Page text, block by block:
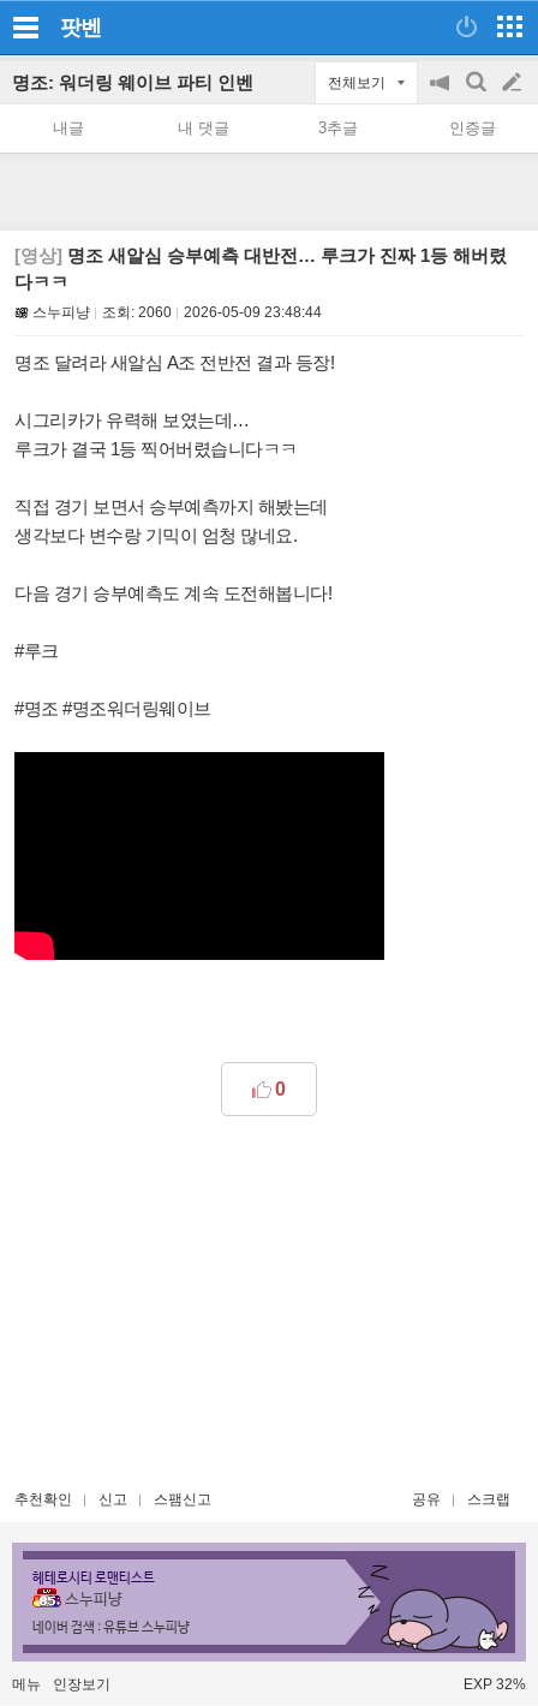
팟벤
명조: 워더링 웨이브 파티 인벤 전체보기
공
on/off
검
색
글
쓰
내글 내 댓글 3추글 인증글
[영상] 명조 새알심 승부예측 대반전… 루크가 진짜 1등 해버렸
다ㅋㅋ
스누피냥 조회: 2060 2026-05-09 23:48:44
명조 달려라 새알심 A조 전반전 결과 등장!
시그리카가 유력해 보였는데…
루크가 결국 1등 찍어버렸습니다ㅋㅋ
직접 경기 보면서 승부예측까지 해봤는데
생각보다 변수랑 기믹이 엄청 많네요.
다음 경기 승부예측도 계속 도전해봅니다!
#루크
#명조 #명조워더링웨이브
0
추천확인 신고 스팸신고 공유 스크랩
헤테로시티 로맨티스트
스누피냥
네이버 검색 : 유튜브 스누피냥
메뉴 인장보기 EXP 32%